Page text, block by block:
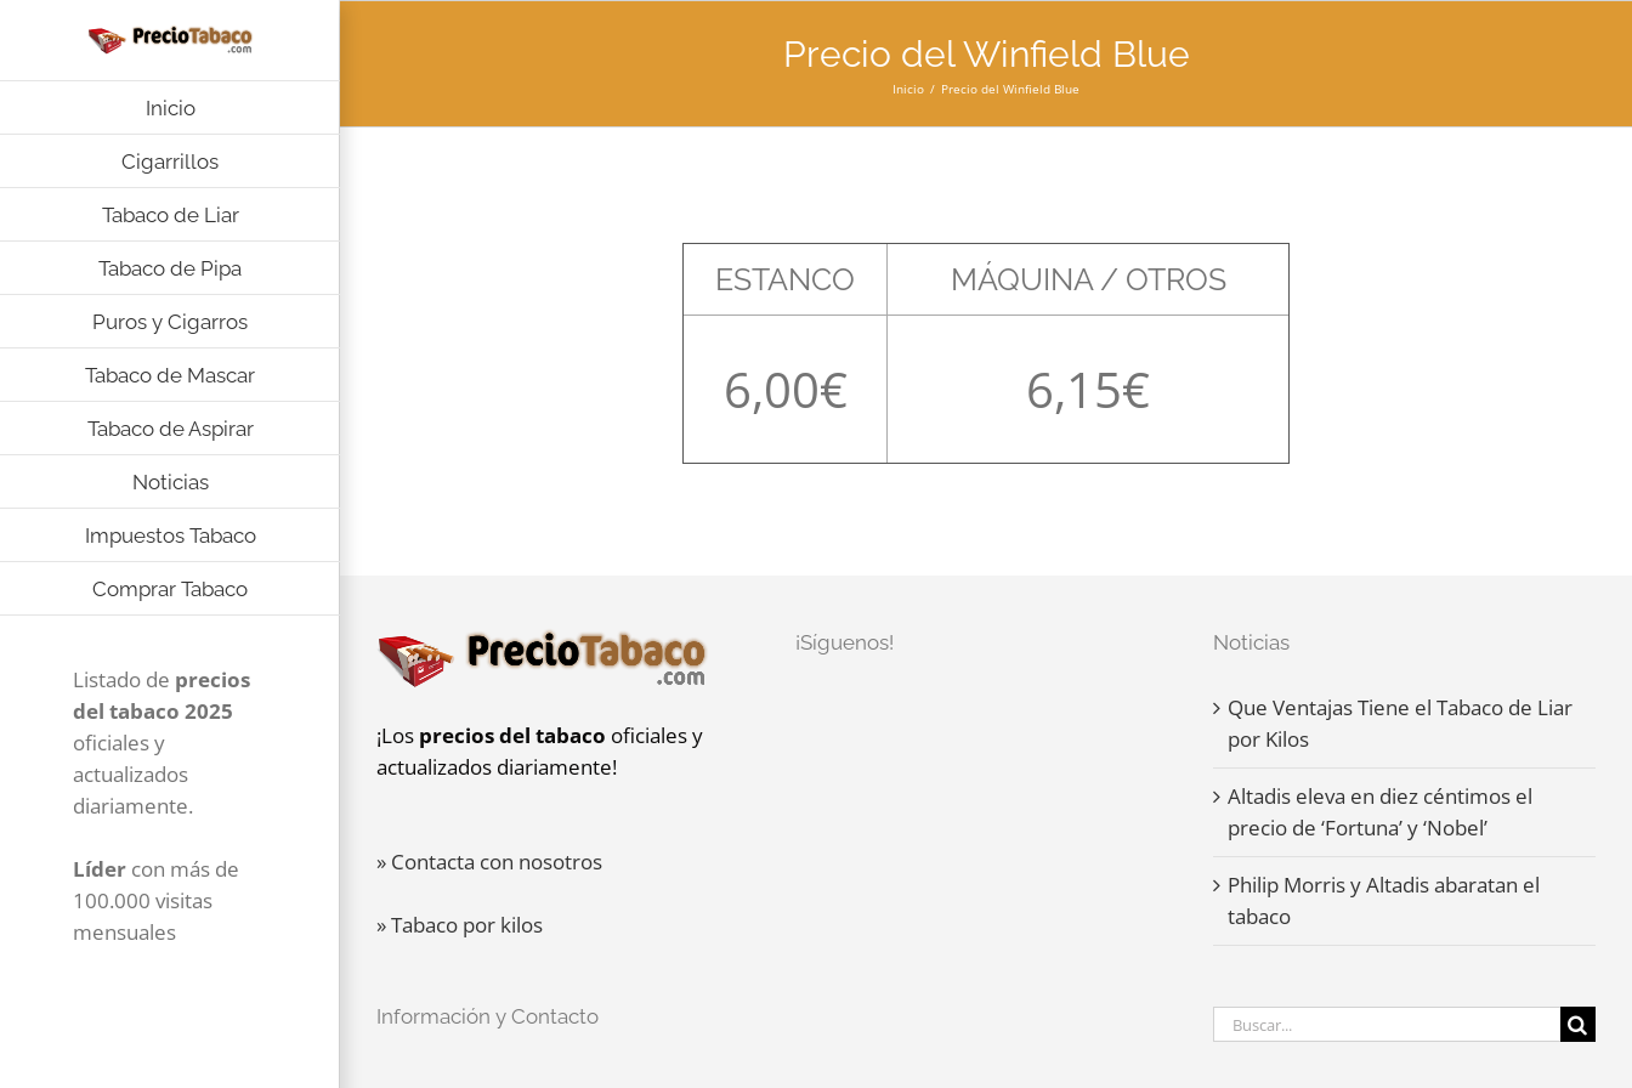
contenido
Inicio
Cigarrillos
Tabaco de Liar
Tabaco de Pipa
Puros y Cigarros
Tabaco de Mascar
Tabaco de Aspirar
Noticias
Impuestos Tabaco
Comprar Tabaco
Listado de precios
del tabaco 2025
oficiales y
actualizados
diariamente.
Líder con más de
100.000 visitas
mensuales
Precio del Winfield Blue
Inicio Precio del Winfield Blue
ESTANCO MÁQUINA / OTROS
6,00 6,15
¡Los precios del tabaco oficiales y
actualizados diariamente!
» Contacta con nosotros
» Tabaco por kilos
Información y Contacto
¡Síguenos! Noticias
Que Ventajas Tiene el Tabaco de Liar
por Kilos
Altadis eleva en diez céntimos el
precio de ‘Fortuna’ y ‘Nobel’
Philip Morris y Altadis abaratan el
tabaco
Buscar: